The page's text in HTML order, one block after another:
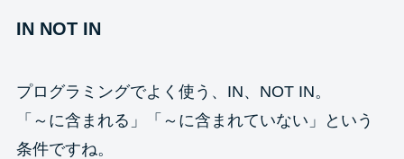
IN NOT IN
プログラミングでよく使う、IN、NOT IN。
「～に含まれる」「～に含まれていない」という
条件ですね。